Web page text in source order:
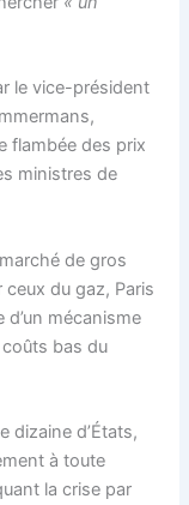
le vice-président
flambée des prix
ministres de
de gros
ceux du gaz, Paris
d’un mécanisme
coûts bas du
dizaine d’États,
à toute
la crise par